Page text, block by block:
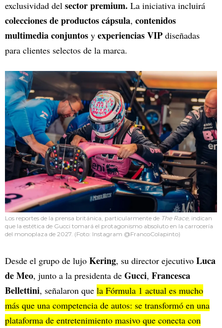
exclusividad del sector premium. La iniciativa incluirá
colecciones de productos cápsula, contenidos
multimedia conjuntos y experiencias VIP diseñadas
para clientes selectos de la marca.
Los reportes de la prensa británica, particularmente de The Race, indican
que la estética de Gucci tomará el protagonismo absoluto en la carrocería
del monoplaza de 2027. (Foto: Instagram @FrancoColapinto)
Desde el grupo de lujo Kering, su director ejecutivo Luca
de Meo, junto a la presidenta de Gucci, Francesca
Bellettini, señalaron que la Fórmula 1 actual es mucho
más que una competencia de autos: se transformó en una
plataforma de entretenimiento masivo que conecta con